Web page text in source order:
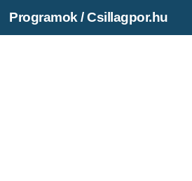
Programok / Csillagpor.hu